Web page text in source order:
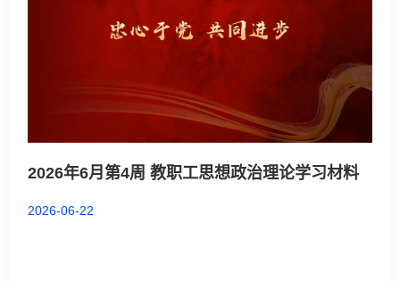
2026年6月第4周 教职工思想政治理论学习材料
2026-06-22